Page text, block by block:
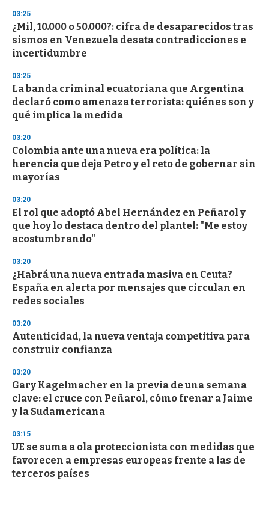
d
s
o
f
3
s
e
c
o
n
d
03:25
¿Mil, 10.000 o 50.000?: cifra de desaparecidos tras
sismos en Venezuela desata contradicciones e
incertidumbre
03:25
La banda criminal ecuatoriana que Argentina
declaró como amenaza terrorista: quiénes son y
qué implica la medida
03:20
Colombia ante una nueva era política: la
herencia que deja Petro y el reto de gobernar sin
mayorías
03:20
El rol que adoptó Abel Hernández en Peñarol y
que hoy lo destaca dentro del plantel: "Me estoy
acostumbrando"
03:20
¿Habrá una nueva entrada masiva en Ceuta?
España en alerta por mensajes que circulan en
redes sociales
03:20
Autenticidad, la nueva ventaja competitiva para
construir confianza
03:20
Gary Kagelmacher en la previa de una semana
clave: el cruce con Peñarol, cómo frenar a Jaime
y la Sudamericana
03:15
UE se suma a ola proteccionista con medidas que
favorecen a empresas europeas frente a las de
terceros países